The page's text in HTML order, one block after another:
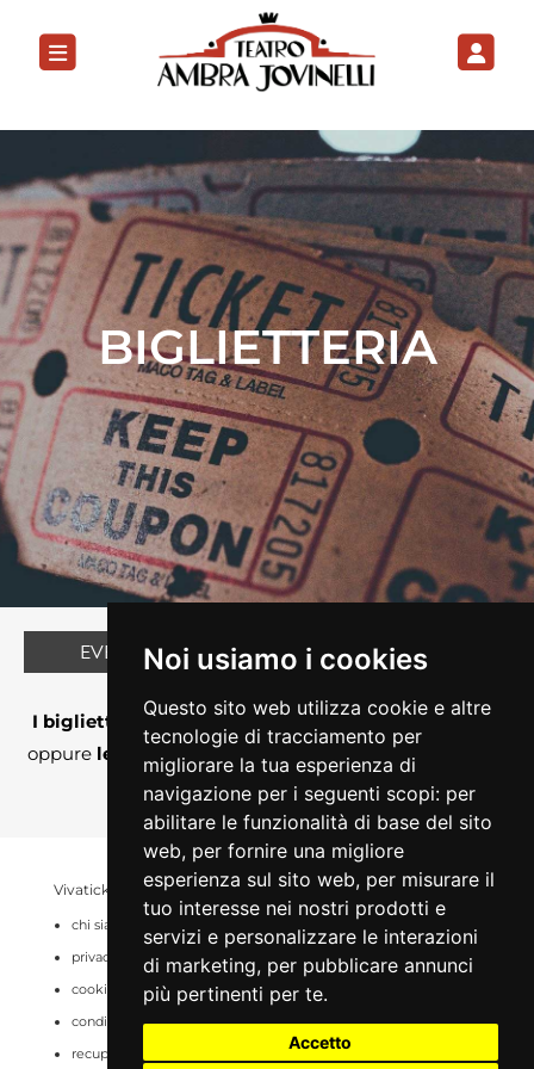
Noi usiamo i cookies
Questo sito web utilizza cookie e altre
tecnologie di tracciamento per
migliorare la tua esperienza di
navigazione per i seguenti scopi: per
abilitare le funzionalità di base del sito
web, per fornire una migliore
esperienza sul sito web, per misurare il
tuo interesse nei nostri prodotti e
servizi e personalizzare le interazioni
di marketing, per pubblicare annunci
più pertinenti per te.
Accetto
BIGLIETTERIA
EVENTO AL MOMENTO NON DISPONIBILE
I biglietti non sono ancora in vendita su Vivaticket
oppure le vendite sono momentaneamente sospese
o chiuse
Vivaticket
chi siamo
privacy
cookie
condizioni generali
recupero prenotazioni
Aiuto e Assistenza
guida al servizio
domande frequenti
modalità di pagamento
assistenza
odr